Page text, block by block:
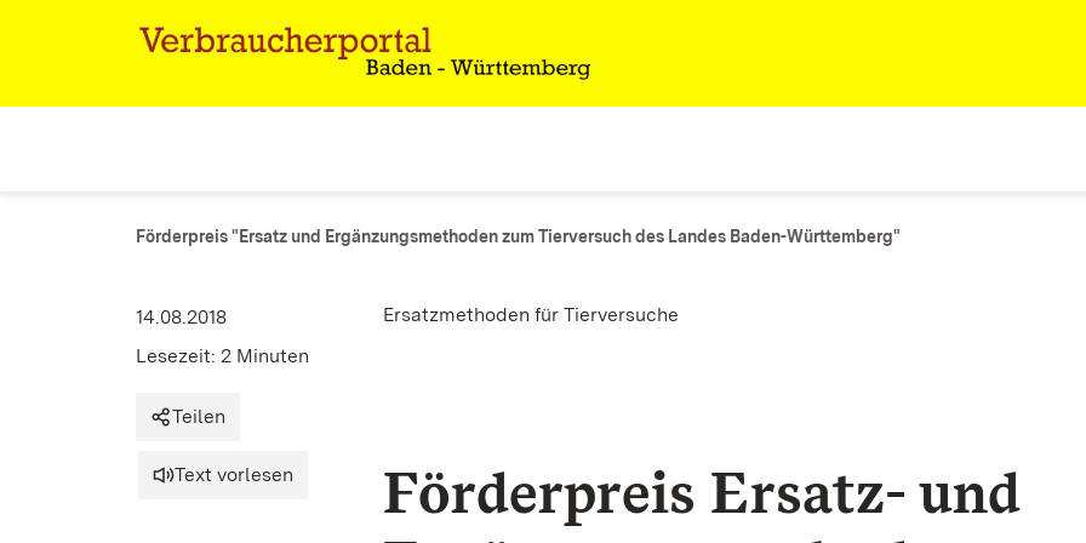
Zum Inhalt springen
Förderpreis "Ersatz und Ergänzungsmethoden zum Tierversuch des Landes Baden-Württemberg"
Ersatzmethoden für Tierversuche
14.08.2018
Lesezeit: 2 Minuten
Teilen
Text vorlesen
Förderpreis Ersatz- und